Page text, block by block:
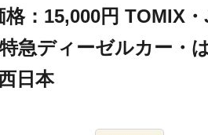
格：15,000円 TOMIX
急ディーゼルカー・
日本